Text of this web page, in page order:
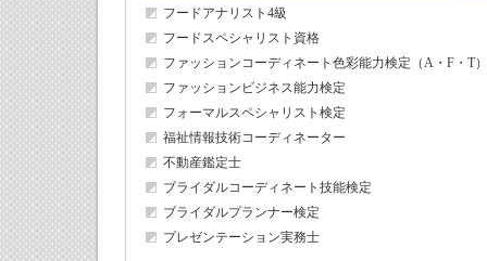
フードアナリスト4級
フードスペシャリスト資格
ファッションコーディネート色彩能力検定（A・F・T）
ファッションビジネス能力検定
フォーマルスペシャリスト検定
福祉情報技術コーディネーター
不動産鑑定士
ブライダルコーディネート技能検定
ブライダルプランナー検定
プレゼンテーション実務士